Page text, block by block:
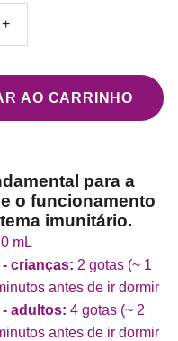
+
AO CARRINHO
para a
o funcionamento
imunitário.
mL
crianças: 2 gotas (~ 1
antes de ir dormir
- adultos:4 gotas (~ 2
antes de ir dormir